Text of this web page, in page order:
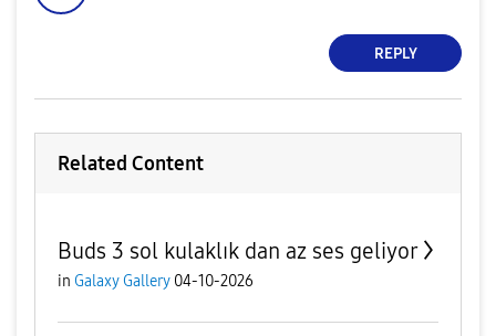
REPLY
Related Content
Buds 3 sol kulaklık dan az ses geliyor
in Galaxy Gallery 04-10-2026